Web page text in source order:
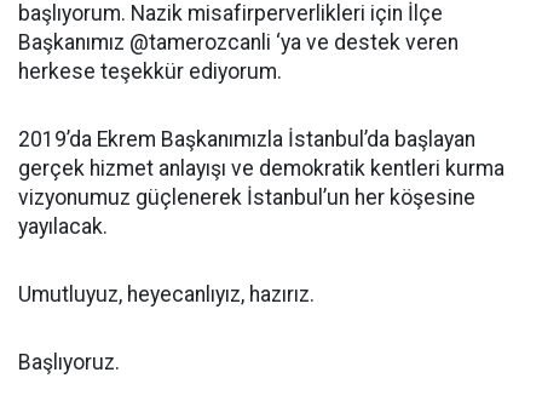
başlıyorum. Nazik misafirperverlikleri için İlçe
Başkanımız @tamerozcanli ‘ya ve destek veren
herkese teşekkür ediyorum.
2019’da Ekrem Başkanımızla İstanbul’da başlayan
gerçek hizmet anlayışı ve demokratik kentleri kurma
vizyonumuz güçlenerek İstanbul’un her köşesine
yayılacak.
Umutluyuz, heyecanlıyız, hazırız.
Başlıyoruz.